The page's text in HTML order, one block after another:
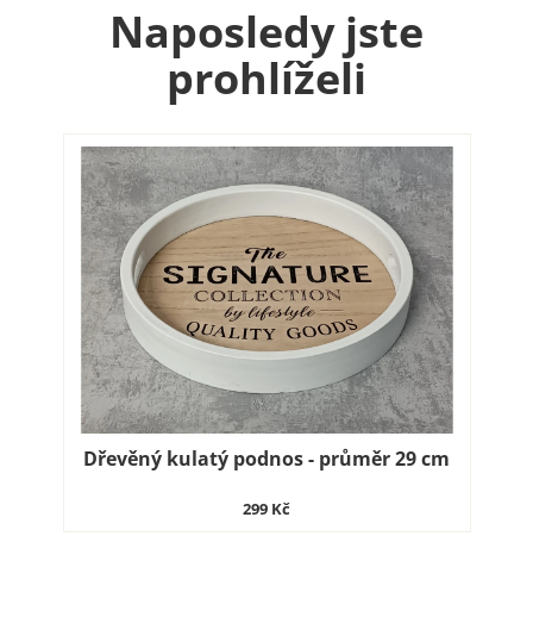
Naposledy jste
prohlíželi
Dřevěný kulatý podnos - průměr 29 cm
299 Kč